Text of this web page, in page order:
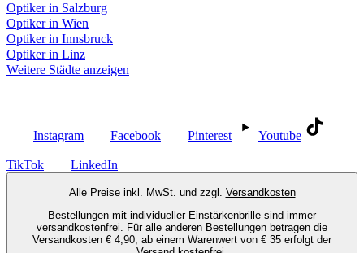
Optiker in Salzburg
Optiker in Wien
Optiker in Innsbruck
Optiker in Linz
Weitere Städte anzeigen
Instagram Facebook Pinterest Youtube
TikTok LinkedIn
Alle Preise inkl. MwSt. und zzgl. Versandkosten
Bestellungen mit individueller Einstärkenbrille sind immer
versandkostenfrei. Für alle anderen Bestellungen betragen die
Versandkosten € 4,90; ab einem Warenwert von € 35 erfolgt der